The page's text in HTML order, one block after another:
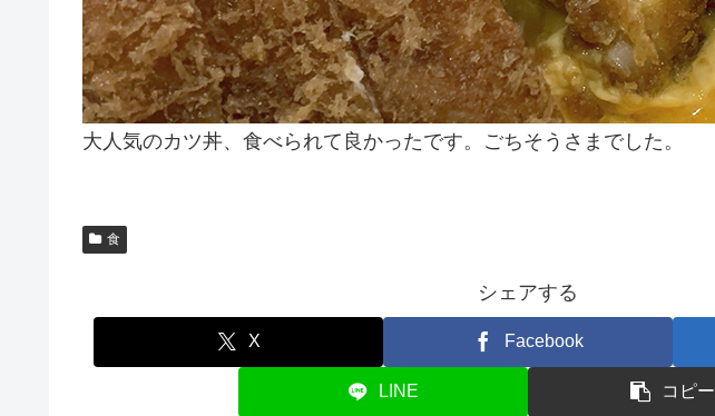
大人気のカツ丼、食べられて良かったです。ごちそうさまでした。
食
シェアする
X Facebook
LINE コピー